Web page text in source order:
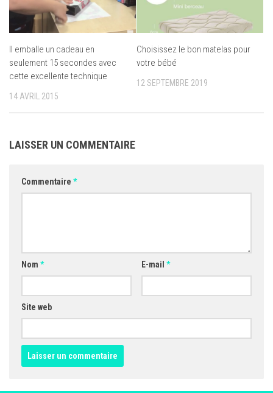
Il emballe un cadeau en
seulement 15 secondes avec
cette excellente technique
14 AVRIL 2015
Choisissez le bon matelas pour
votre bébé
12 SEPTEMBRE 2019
LAISSER UN COMMENTAIRE
Commentaire *
Nom * E-mail *
Site web